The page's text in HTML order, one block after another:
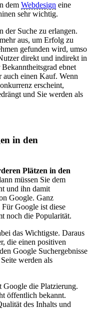
dem Webdesign eine
sehr wichtig.
der Suche zu erlangen.
aus, um Erfolg zu
gefunden wird, umso
direkt und indirekt in
ebnet
auch einen Kauf. Wenn
erscheint,
und Sie werden als
in den
Plätzen in den
müssen Sie dem
und ihn damit
Google. Ganz
Für Google ist diese
noch die Popularität.
das Wichtigste. Daraus
die einen positiven
Google Suchergebnisse
werden als
die Platzierung.
öffentlich bekannt.
des Inhalts und